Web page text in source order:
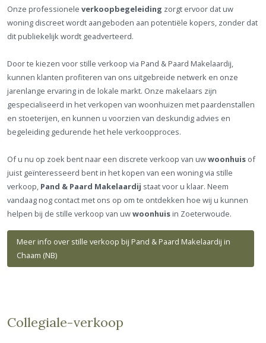
Onze professionele verkoopbegeleiding zorgt ervoor dat uw
woning discreet wordt aangeboden aan potentiële kopers, zonder dat
dit publiekelijk wordt geadverteerd.
Door te kiezen voor stille verkoop via Pand & Paard Makelaardij,
kunnen klanten profiteren van ons uitgebreide netwerk en onze
jarenlange ervaring in de lokale markt. Onze makelaars zijn
gespecialiseerd in het verkopen van woonhuizen met paardenstallen
en stoeterijen, en kunnen u voorzien van deskundig advies en
begeleiding gedurende het hele verkoopproces.
Of u nu op zoek bent naar een discrete verkoop van uwwoonhuis of
juist geïnteresseerd bent in het kopen van een woning via stille
verkoop, Pand & Paard Makelaardij staat voor u klaar. Neem
vandaag nog contact met ons op om te ontdekken hoe wij u kunnen
helpen bij de stille verkoop van uwwoonhuis in Zoeterwoude.
Meer info over stille verkoop bij Pand & Paard Makelaardij in
Chaam (NB)
Collegiale-verkoop